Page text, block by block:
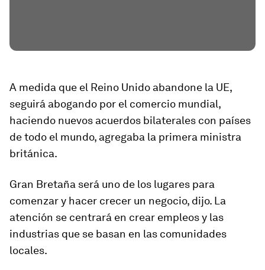
A medida que el Reino Unido abandone la UE,
seguirá abogando por el comercio mundial,
haciendo nuevos acuerdos bilaterales con países
de todo el mundo, agregaba la primera ministra
británica.
Gran Bretaña será uno de los lugares para
comenzar y hacer crecer un negocio, dijo. La
atención se centrará en crear empleos y las
industrias que se basan en las comunidades
locales.